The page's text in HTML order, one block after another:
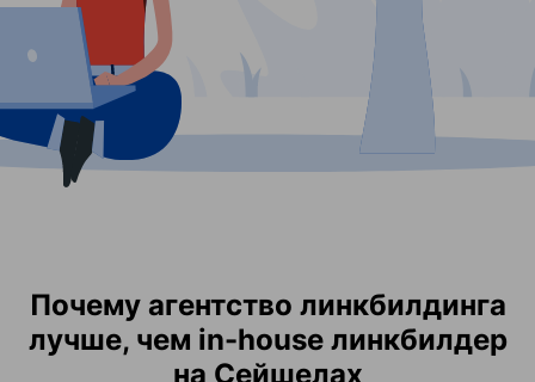
Почему агентство линкбилдинга
лучше, чем in-house линкбилдер
на Сейшелах